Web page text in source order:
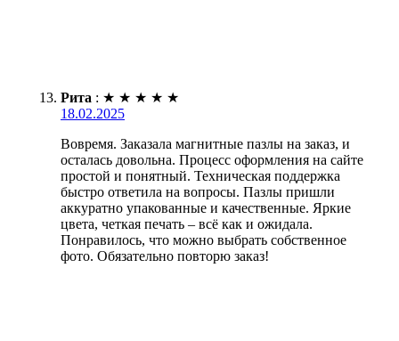
Рита : ★ ★ ★ ★ ★
18.02.2025
Вовремя. Заказала магнитные пазлы на заказ, и
осталась довольна. Процесс оформления на сайте
простой и понятный. Техническая поддержка
быстро ответила на вопросы. Пазлы пришли
аккуратно упакованные и качественные. Яркие
цвета, четкая печать – всё как и ожидала.
Понравилось, что можно выбрать собственное
фото. Обязательно повторю заказ!